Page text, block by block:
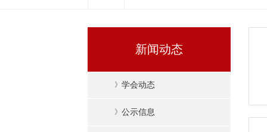
新闻动态
》 学会动态
》 公示信息